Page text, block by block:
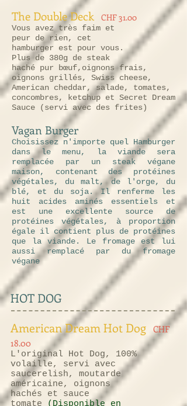
The Double Deck CHF 31.00
Vous avez très faim et
peur de rien, cet
hamburger est pour vous.
Plus de 380g de steak
haché pur bœuf,oignons frais,
oignons grillés, Swiss cheese,
American cheddar, salade, tomates,
concombres, ketchup et Secret Dream
Sauce (servi avec des frites)
Vagan Burger
Choisissez n'importe quel Hamburger
dans le menu, la viande sera
remplacée par un steak végane
maison, contenant des protéines
végétales, du malt, de l'orge, du
blé, et du soja. Il renferme les
huit acides aminés essentiels et
est une excellente source de
protéines végétales, à proportion
égale il contient plus de protéines
que la viande. Le fromage est lui
aussi remplacé par du fromage
végane
HOT DOG
American Dream Hot Dog CHF
18.00
L'original Hot Dog, 100%
volaille, servi avec
saucerelish, moutarde
américaine, oignons
hachés et sauce
tomate
(Disponible en